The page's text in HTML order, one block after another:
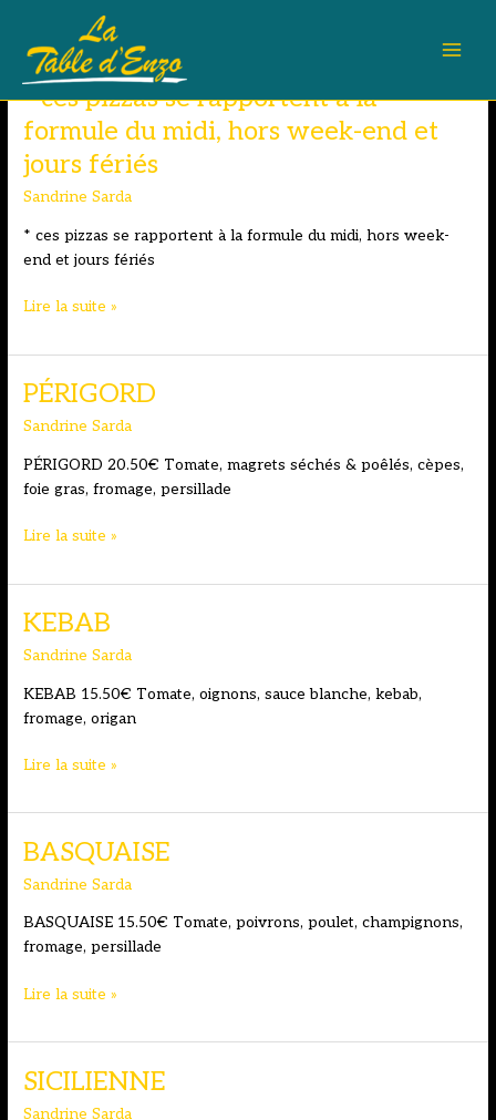
contenu
Pizzas sur place
* ces pizzas se rapportent à la
formule du midi, hors week-end et
jours fériés
Sandrine Sarda
* ces pizzas se rapportent à la formule du midi, hors week-
end et jours fériés
*
pizzas
se
rapportent
à
midi,
et
jours
Lire la suite »
PÉRIGORD
Sandrine Sarda
PÉRIGORD 20.50€ Tomate, magrets séchés & poêlés, cèpes,
foie gras, fromage, persillade
PÉRIGORD
Lire la suite »
KEBAB
Sandrine Sarda
KEBAB 15.50€ Tomate, oignons, sauce blanche, kebab,
fromage, origan
KEBAB
Lire la suite »
BASQUAISE
Sandrine Sarda
BASQUAISE 15.50€ Tomate, poivrons, poulet, champignons,
fromage, persillade
BASQUAISE
Lire la suite »
SICILIENNE
Sandrine Sarda